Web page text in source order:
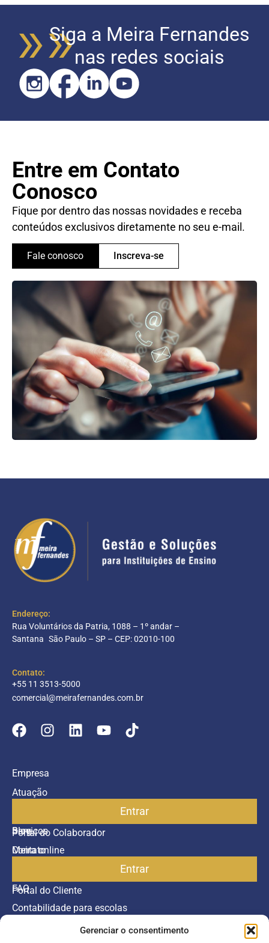
Gerenciar o consentimento
Siga a Meira Fernandes
nas redes sociais
Entre em Contato
Conosco
Fique por dentro das nossas novidades e receba
conteúdos exclusivos diretamente no seu e-mail.
Fale conosco Inscreva-se
Endereço:
Rua Voluntários da Patria, 1088 – 1º andar –
Santana São Paulo – SP – CEP: 02010-100
Contato:
+55 11 3513-5000
comercial@meirafernandes.com.br
Empresa
Atuação
Blog
Contato
Portal do Colaborador
Entrar
Serviços
Meira online
FAQ
Contabilidade para escolas
Portal do Cliente
Entrar
Política de Privacidade